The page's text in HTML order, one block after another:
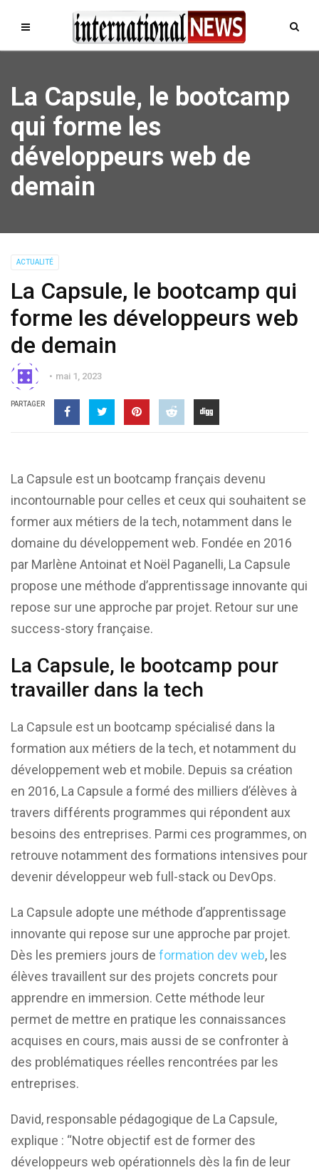
La Capsule, le bootcamp
qui forme les
développeurs web de
demain
ACTUALITÉ
La Capsule, le bootcamp qui
forme les développeurs web
de demain
mai 1, 2023
PARTAGER
La Capsule est un bootcamp français devenu
incontournable pour celles et ceux qui souhaitent se
former aux métiers de la tech, notamment dans le
domaine du développement web. Fondée en 2016
par Marlène Antoinat et Noël Paganelli, La Capsule
propose une méthode d’apprentissage innovante qui
repose sur une approche par projet. Retour sur une
success-story française.
La Capsule, le bootcamp pour
travailler dans la tech
La Capsule est un bootcamp spécialisé dans la
formation aux métiers de la tech, et notamment du
développement web et mobile. Depuis sa création
en 2016, La Capsule a formé des milliers d’élèves à
travers différents programmes qui répondent aux
besoins des entreprises. Parmi ces programmes, on
retrouve notamment des formations intensives pour
devenir développeur web full-stack ou DevOps.
La Capsule adopte une méthode d’apprentissage
innovante qui repose sur une approche par projet.
Dès les premiers jours de formation dev web, les
élèves travaillent sur des projets concrets pour
apprendre en immersion. Cette méthode leur
permet de mettre en pratique les connaissances
acquises en cours, mais aussi de se confronter à
des problématiques réelles rencontrées par les
entreprises.
David, responsable pédagogique de La Capsule,
explique : “Notre objectif est de former des
développeurs web opérationnels dès la fin de leur